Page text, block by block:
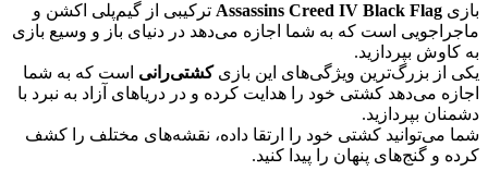
بازی Assassins Creed IV Black Flag ترکیبی از گیم‌پلی اکشن و
ماجراجویی است که به شما اجازه می‌دهد در دنیای باز و وسیع بازی
به کاوش بپردازید.
یکی از بزرگ‌ترین ویژگی‌های این بازیکشتی‌رانی است که به شما
اجازه می‌دهد کشتی خود را هدایت کرده و در دریاهای آزاد به نبرد با
دشمنان بپردازید.
شما می‌توانید کشتی خود را ارتقا داده، نقشه‌های مختلف را کشف
کرده و گنج‌های پنهان را پیدا کنید.